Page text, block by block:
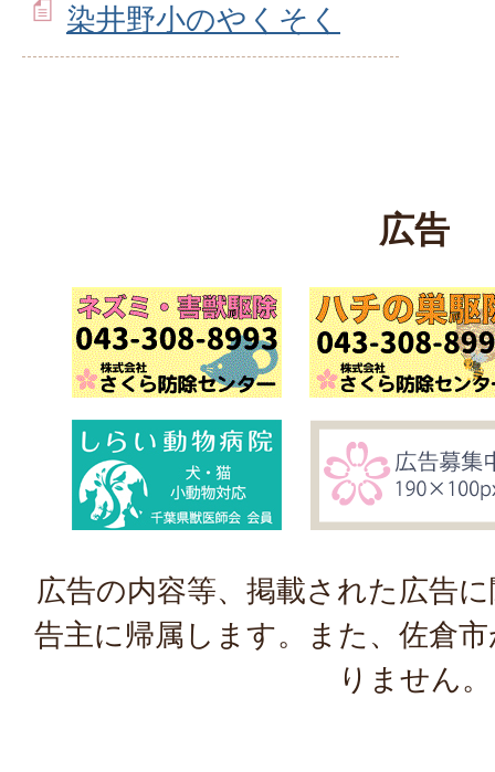
染井野小のやくそく
広告
広告の内容等、掲載された広告
告主に帰属します。また、佐倉
りません。